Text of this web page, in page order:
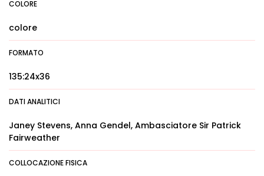
COLORE
colore
FORMATO
135:24x36
DATI ANALITICI
Janey Stevens, Anna Gendel, Ambasciatore Sir Patrick
Fairweather
COLLOCAZIONE FISICA